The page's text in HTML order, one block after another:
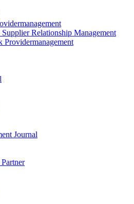
Relationship Management
Providermanagement
Journal